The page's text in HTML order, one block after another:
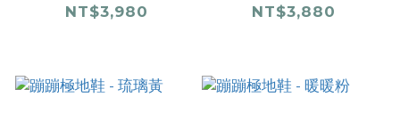
NT$3,980 NT$3,880